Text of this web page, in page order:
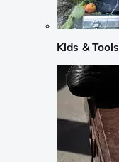
Kids & Tools